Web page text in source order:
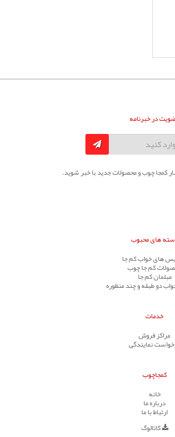
در خبرنامه
کمجا چوب و محصولات جدید با خبر شوید.
های محبوب
های خواب کم جا
کم جا چوب
مبلمان کم جا
دو طبقه و چند منظوره
خدمات
مراکز فروش
نمایندگی
کمجاچوب
خانه
درباره ما
ارتباط با ما
کاتالوگ